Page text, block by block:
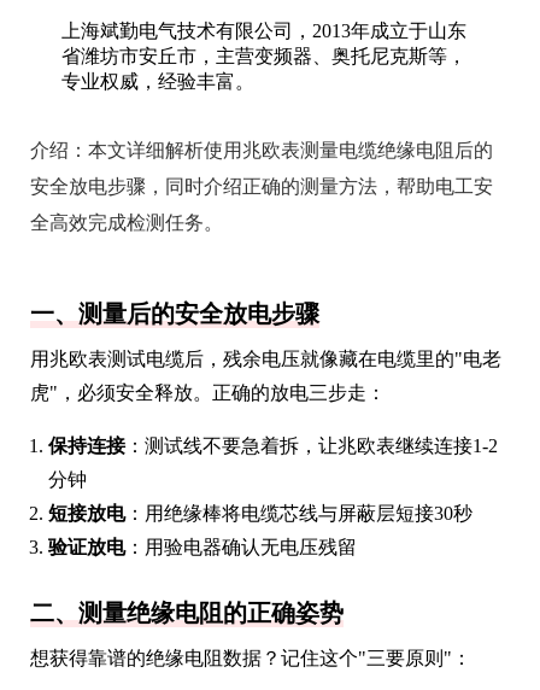
上海斌勤电气技术有限公司，2013年成立于山东
省潍坊市安丘市，主营变频器、奥托尼克斯等，
专业权威，经验丰富。
介绍： 本文详细解析使用兆欧表测量电缆绝缘电阻后的
安全放电步骤，同时介绍正确的测量方法，帮助电工安
全高效完成检测任务。
一、测量后的安全放电步骤
用兆欧表测试电缆后，残余电压就像藏在电缆里的"电老
虎"，必须安全释放。正确的放电三步走：
保持连接：测试线不要急着拆，让兆欧表继续连接1-2
分钟
短接放电：用绝缘棒将电缆芯线与屏蔽层短接30秒
验证放电：用验电器确认无电压残留
二、测量绝缘电阻的正确姿势
想获得靠谱的绝缘电阻数据？记住这个"三要原则"：